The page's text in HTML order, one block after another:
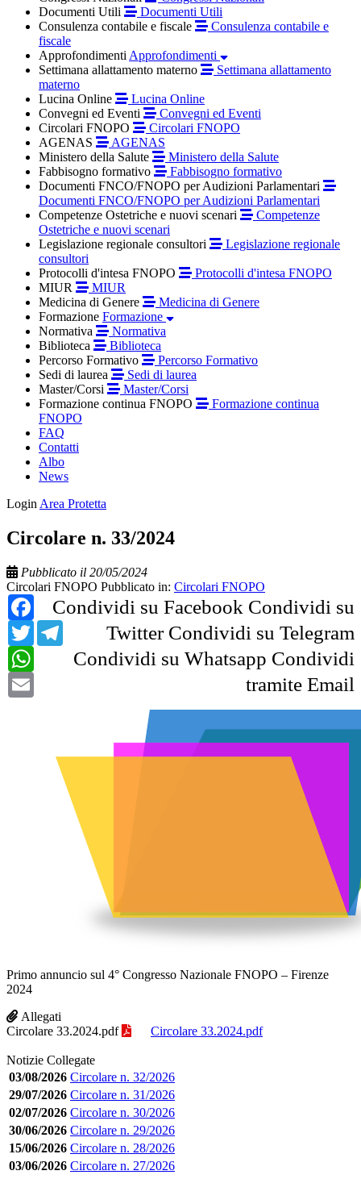
Documenti Utili
Documenti Utili
Consulenza contabile e fiscale
Consulenza contabile e
fiscale
Approfondimenti Approfondimenti
Settimana allattamento materno
Settimana allattamento
materno
Lucina Online
Lucina Online
Convegni ed Eventi
Convegni ed Eventi
Circolari FNOPO
Circolari FNOPO
AGENAS
AGENAS
Ministero della Salute
Ministero della Salute
Fabbisogno formativo
Fabbisogno formativo
Documenti FNCO/FNOPO per Audizioni Parlamentari
Documenti FNCO/FNOPO per Audizioni Parlamentari
Competenze Ostetriche e nuovi scenari
Competenze
Ostetriche e nuovi scenari
Legislazione regionale consultori
Legislazione regionale
consultori
Protocolli d'intesa FNOPO
Protocolli d'intesa FNOPO
MIUR
MIUR
Medicina di Genere
Medicina di Genere
Formazione Formazione
Normativa
Normativa
Biblioteca
Biblioteca
Percorso Formativo
Percorso Formativo
Sedi di laurea
Sedi di laurea
Master/Corsi
Master/Corsi
Formazione continua FNOPO
Formazione continua
FNOPO
FAQ
Contatti
Albo
News
Login Area Protetta
Circolare n. 33/2024
Pubblicato il 20/05/2024
Circolari FNOPO Pubblicato in: Circolari FNOPO
Condividi su Facebook
Facebook
Condividi su
Twitter
Twitter Condividi su Telegram
Telegram
Condividi su Whatsapp
WhatsApp
Condividi
tramite Email
Primo annuncio sul 4° Congresso Nazionale FNOPO – Firenze
2024
Allegati
Circolare 33.2024.pdf
Circolare 33.2024.pdf
Notizie Collegate
03/08/2026 Circolare n. 32/2026
29/07/2026 Circolare n. 31/2026
02/07/2026 Circolare n. 30/2026
30/06/2026 Circolare n. 29/2026
15/06/2026 Circolare n. 28/2026
03/06/2026 Circolare n. 27/2026